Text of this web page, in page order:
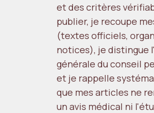
et des critères
publier, je recoupe
(textes officiels,
notices), je distingue
générale du conseil
et je rappelle
que mes articles ne
un avis médical ni